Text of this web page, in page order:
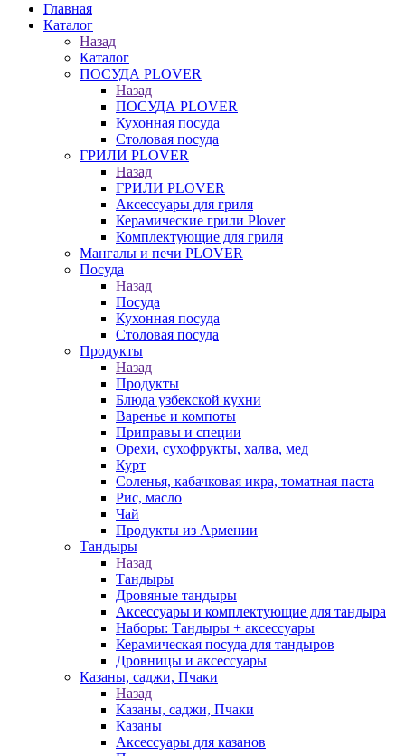
Главная
Каталог
Назад
Каталог
ПОСУДА PLOVER
Назад
ПОСУДА PLOVER
Кухонная посуда
Столовая посуда
ГРИЛИ PLOVER
Назад
ГРИЛИ PLOVER
Аксессуары для гриля
Керамические грили Plover
Комплектующие для гриля
Мангалы и печи PLOVER
Посуда
Назад
Посуда
Кухонная посуда
Столовая посуда
Продукты
Назад
Продукты
Блюда узбекской кухни
Варенье и компоты
Приправы и специи
Орехи, сухофрукты, халва, мед
Курт
Соленья, кабачковая икра, томатная паста
Рис, масло
Чай
Продукты из Армении
Тандыры
Назад
Тандыры
Дровяные тандыры
Аксессуары и комплектующие для тандыра
Наборы: Тандыры + аксессуары
Керамическая посуда для тандыров
Дровницы и аксессуары
Казаны, саджи, Пчаки
Назад
Казаны, саджи, Пчаки
Казаны
Аксессуары для казанов